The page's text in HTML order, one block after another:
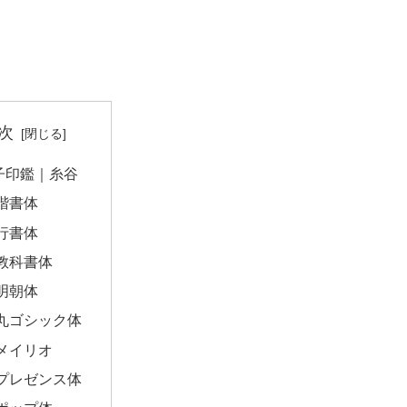
印鑑｜糸谷
書体
書体
科書体
朝体
ゴシック体
イリオ
レゼンス体